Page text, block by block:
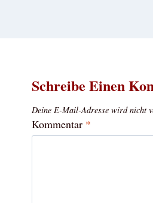
Schreibe Einen
Deine E-Mail-Adresse wird nicht
Kommentar *